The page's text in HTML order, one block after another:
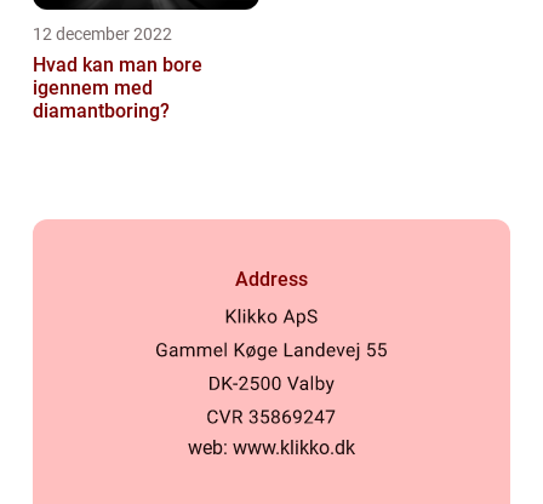
12 december 2022
Hvad kan man bore
igennem med
diamantboring?
Address
web: www.klikko.dk